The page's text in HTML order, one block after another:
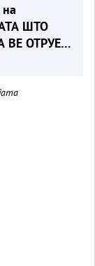
ШТО
ВЕ ОТРУЕ